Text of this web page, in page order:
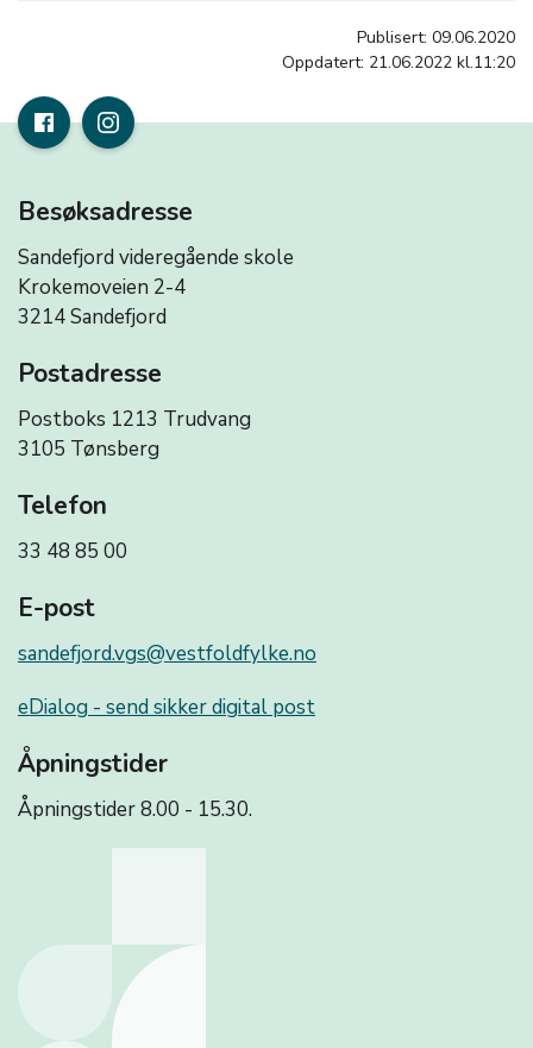
Publisert: 09.06.2020
Oppdatert: 21.06.2022 kl.11:20
Besøksadresse
Sandefjord videregående skole
Krokemoveien 2-4
3214 Sandefjord
Postadresse
Postboks 1213 Trudvang
3105 Tønsberg
Telefon
33 48 85 00
E-post
sandefjord.vgs@vestfoldfylke.no
eDialog - send sikker digital post
Åpningstider
Åpningstider 8.00 - 15.30.